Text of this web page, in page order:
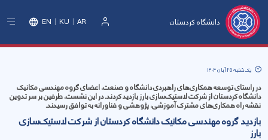
دانشگاه کردستان EN KU AR
یک‌شنبه 25 آبان 1404
در راستای توسعه همکاری‌های راهبردی دانشگاه و صنعت، اعضای گروه مهندسی مکانیک
دانشگاه کردستان از شرکت لاستیک‌سازی بارز بازدید کردند. در این نشست، طرفین بر سر تدوین
نقشه راه همکاری‌های مشترک آموزشی، پژوهشی و فناورانه به توافق رسیدند.
بازدید گروه مهندسی مکانیک دانشگاه کردستان از شرکت لاستیک‌سازی
بارز